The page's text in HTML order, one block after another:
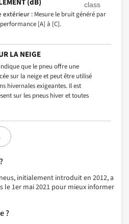
(dB)
extérieur : Mesure le bruit généré par
[A] à [C].
LA NEIGE
que le pneu offre une
sur la neige et peut être utilisé
hivernales exigeantes. Il est
sur les pneus hiver et toutes
initialement introduit en 2012, a
le 1er mai 2021 pour mieux informer
?